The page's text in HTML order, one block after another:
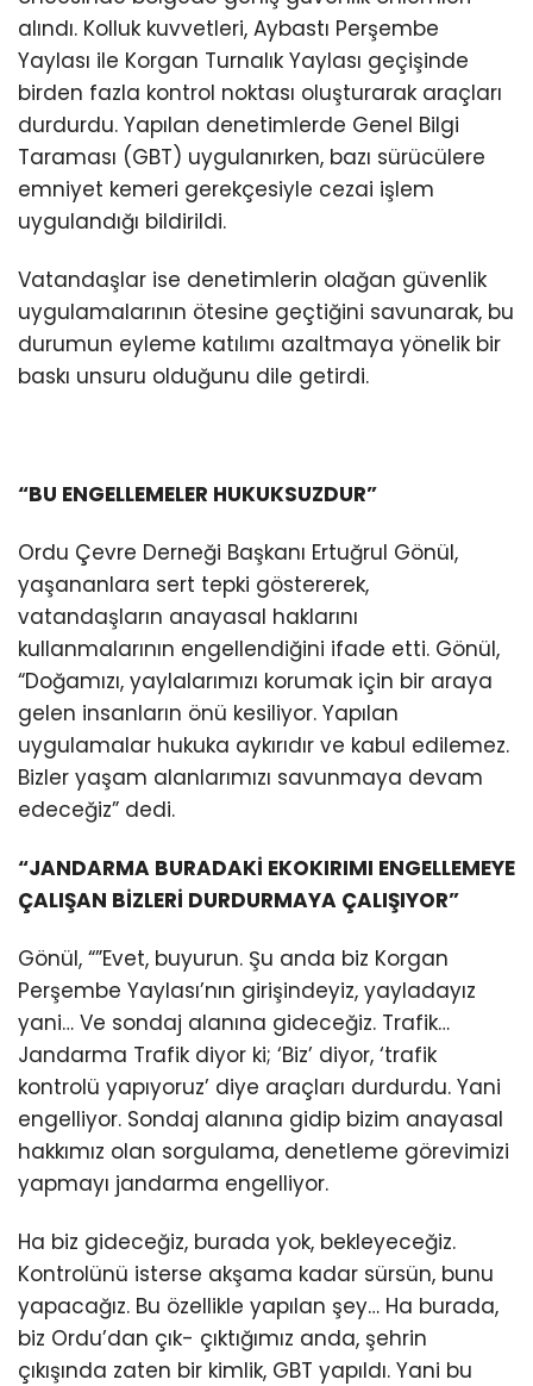
alındı. Kolluk kuvvetleri, Aybastı Perşembe
Yaylası ile Korgan Turnalık Yaylası geçişinde
birden fazla kontrol noktası oluşturarak araçları
durdurdu. Yapılan denetimlerde Genel Bilgi
Taraması (GBT) uygulanırken, bazı sürücülere
emniyet kemeri gerekçesiyle cezai işlem
uygulandığı bildirildi.
Vatandaşlar ise denetimlerin olağan güvenlik
uygulamalarının ötesine geçtiğini savunarak, bu
durumun eyleme katılımı azaltmaya yönelik bir
baskı unsuru olduğunu dile getirdi.
“BU ENGELLEMELER HUKUKSUZDUR”
Ordu Çevre Derneği Başkanı Ertuğrul Gönül,
yaşananlara sert tepki göstererek,
vatandaşların anayasal haklarını
kullanmalarının engellendiğini ifade etti. Gönül,
“Doğamızı, yaylalarımızı korumak için bir araya
gelen insanların önü kesiliyor. Yapılan
uygulamalar hukuka aykırıdır ve kabul edilemez.
Bizler yaşam alanlarımızı savunmaya devam
edeceğiz” dedi.
“JANDARMA BURADAKİ EKOKIRIMI ENGELLEMEYE
ÇALIŞAN BİZLERİ DURDURMAYA ÇALIŞIYOR”
Gönül, “”Evet, buyurun. Şu anda biz Korgan
Perşembe Yaylası’nın girişindeyiz, yayladayız
yani… Ve sondaj alanına gideceğiz. Trafik…
Jandarma Trafik diyor ki; ‘Biz’ diyor, ‘trafik
kontrolü yapıyoruz’ diye araçları durdurdu. Yani
engelliyor. Sondaj alanına gidip bizim anayasal
hakkımız olan sorgulama, denetleme görevimizi
yapmayı jandarma engelliyor.
Ha biz gideceğiz, burada yok, bekleyeceğiz.
Kontrolünü isterse akşama kadar sürsün, bunu
yapacağız. Bu özellikle yapılan şey… Ha burada,
biz Ordu’dan çık- çıktığımız anda, şehrin
çıkışında zaten bir kimlik, GBT yapıldı. Yani bu